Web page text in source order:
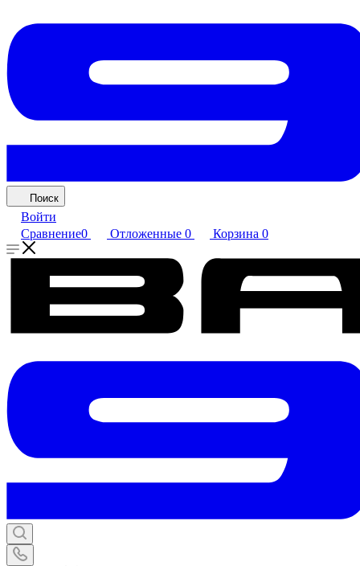
Поиск
Войти
Сравнение0 Отложенные 0 Корзина 0